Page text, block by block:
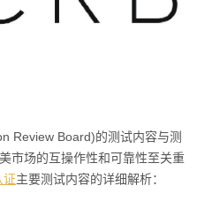
Board)的测试内容与测
市场的互操作性和可靠性至关重
证主要测试内容的详细解析：